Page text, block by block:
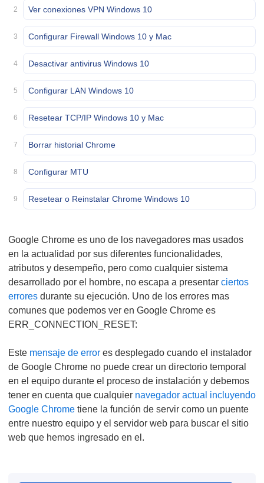
2 Ver conexiones VPN Windows 10
3 Configurar Firewall Windows 10 y Mac
4 Desactivar antivirus Windows 10
5 Configurar LAN Windows 10
6 Resetear TCP/IP Windows 10 y Mac
7 Borrar historial Chrome
8 Configurar MTU
9 Resetear o Reinstalar Chrome Windows 10
Google Chrome es uno de los navegadores mas usados
en la actualidad por sus diferentes funcionalidades,
atributos y desempeño, pero como cualquier sistema
desarrollado por el hombre, no escapa a presentar ciertos
errores durante su ejecución. Uno de los errores mas
comunes que podemos ver en Google Chrome es
ERR_CONNECTION_RESET:
Este mensaje de error es desplegado cuando el instalador
de Google Chrome no puede crear un directorio temporal
en el equipo durante el proceso de instalación y debemos
tener en cuenta que cualquier navegador actual incluyendo
Google Chrome tiene la función de servir como un puente
entre nuestro equipo y el servidor web para buscar el sitio
web que hemos ingresado en el.